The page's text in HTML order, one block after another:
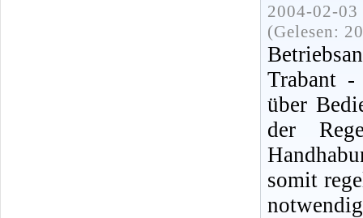
2004-02-
(Gelesen:
Trabant
über
der
somit